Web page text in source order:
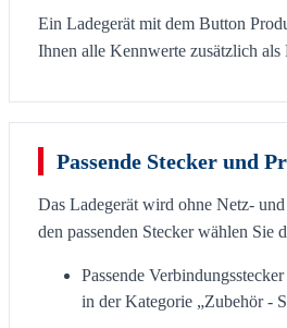
Ein Ladegerät mit dem Button
Ihnen alle Kennwerte zusätzlich als
Passende Stecker und
Das Ladegerät wird ohne Netz-
den passenden Stecker wählen Sie
Passende
in der Kategorie „Zubehör -